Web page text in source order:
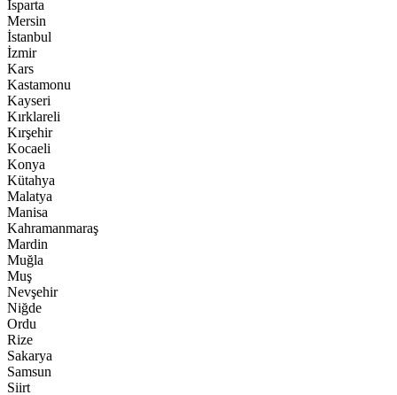
Isparta
Mersin
İstanbul
İzmir
Kars
Kastamonu
Kayseri
Kırklareli
Kırşehir
Kocaeli
Konya
Kütahya
Malatya
Manisa
Kahramanmaraş
Mardin
Muğla
Muş
Nevşehir
Niğde
Ordu
Rize
Sakarya
Samsun
Siirt